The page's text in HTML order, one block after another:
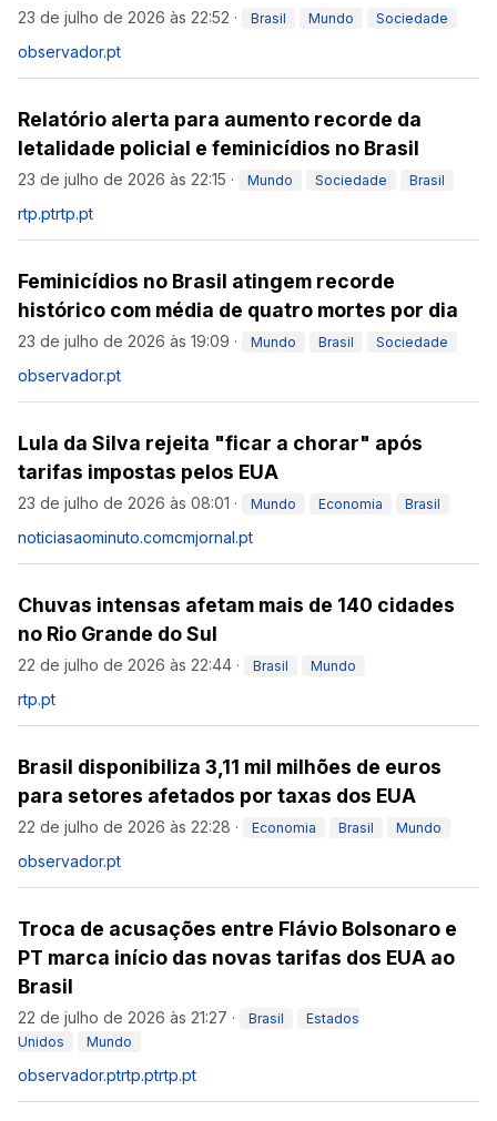
23 de julho de 2026 às 22:52 · Brasil Mundo Sociedade
observador.pt
Relatório alerta para aumento recorde da
letalidade policial e feminicídios no Brasil
23 de julho de 2026 às 22:15 · Mundo Sociedade Brasil
rtp.ptrtp.pt
Feminicídios no Brasil atingem recorde
histórico com média de quatro mortes por dia
23 de julho de 2026 às 19:09 · Mundo Brasil Sociedade
observador.pt
Lula da Silva rejeita "ficar a chorar" após
tarifas impostas pelos EUA
23 de julho de 2026 às 08:01 · Mundo Economia Brasil
noticiasaominuto.comcmjornal.pt
Chuvas intensas afetam mais de 140 cidades
no Rio Grande do Sul
22 de julho de 2026 às 22:44 · Brasil Mundo
rtp.pt
Brasil disponibiliza 3,11 mil milhões de euros
para setores afetados por taxas dos EUA
22 de julho de 2026 às 22:28 · Economia Brasil Mundo
observador.pt
Troca de acusações entre Flávio Bolsonaro e
PT marca início das novas tarifas dos EUA ao
Brasil
22 de julho de 2026 às 21:27 · Brasil
Estados
Unidos
Mundo
observador.ptrtp.ptrtp.pt